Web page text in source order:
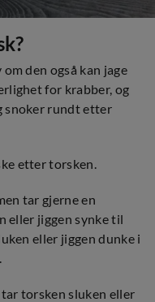
den også kan jage
for krabber, og
snoker rundt etter
etter torsken.
tar gjerne en
eller jiggen synke til
eller jiggen dunke i
torsken sluken eller